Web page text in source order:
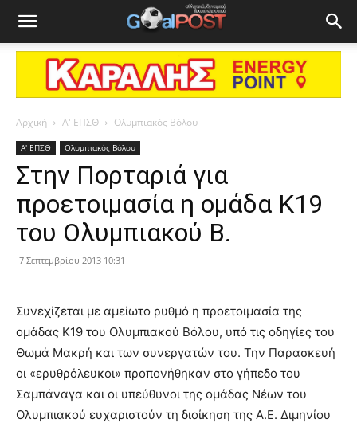
Αρχική Α' ΕΠΣΘ Ολυμπιακός Βόλου
Α' ΕΠΣΘ Ολυμπιακός Βόλου
Στην Πορταριά για
προετοιμασία η ομάδα Κ19
του Ολυμπιακού Β.
7 Σεπτεμβρίου 2013 10:31
Συνεχίζεται με αμείωτο ρυθμό η προετοιμασία της
ομάδας Κ19 του Ολυμπιακού Βόλου, υπό τις οδηγίες του
Θωμά Μακρή και των συνεργατών του. Την Παρασκευή
οι «ερυθρόλευκοι» προπονήθηκαν στο γήπεδο του
Σαμπάναγα και οι υπεύθυνοι της ομάδας Νέων του
Ολυμπιακού ευχαριστούν τη διοίκηση της Α.Ε. Διμηνίου